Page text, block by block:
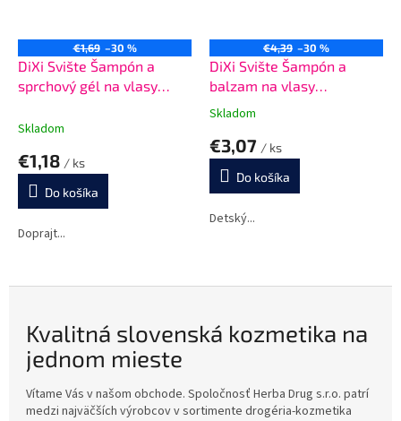
€1,69 –30 %
DiXi Svište Šampón a
sprchový gél na vlasy
malín 100 ml
Skladom
€1,18 / ks
Do košíka
Doprajt...
€4,39 –30 %
DiXi Svište Šampón a
balzam na vlasy
Šťavnatosť jahôdok a
Priemerné
produktu
5,0
5
Skladom
€3,07 / ks
Do košíka
Detský...
Kvalitná slovenská kozmetika na
jednom mieste
Vítame Vás v našom obchode. Spoločnosť Herba Drug s.r.o. patrí
medzi najväčších výrobcov v sortimente drogéria-kozmetika